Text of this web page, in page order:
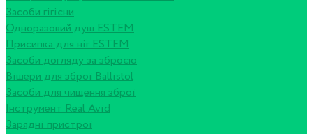
Засоби гігієни
Одноразовий душ ESTEM
Присипка для ніг ESTEM
Засоби догляду за зброєю
Вішери для зброї Ballistol
Засоби для чищення зброї
Інструмент Real Avid
Зарядні пристрої